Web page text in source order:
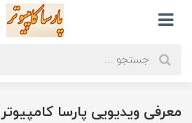
معرفی ویدیویی پارسا کامپیوتر